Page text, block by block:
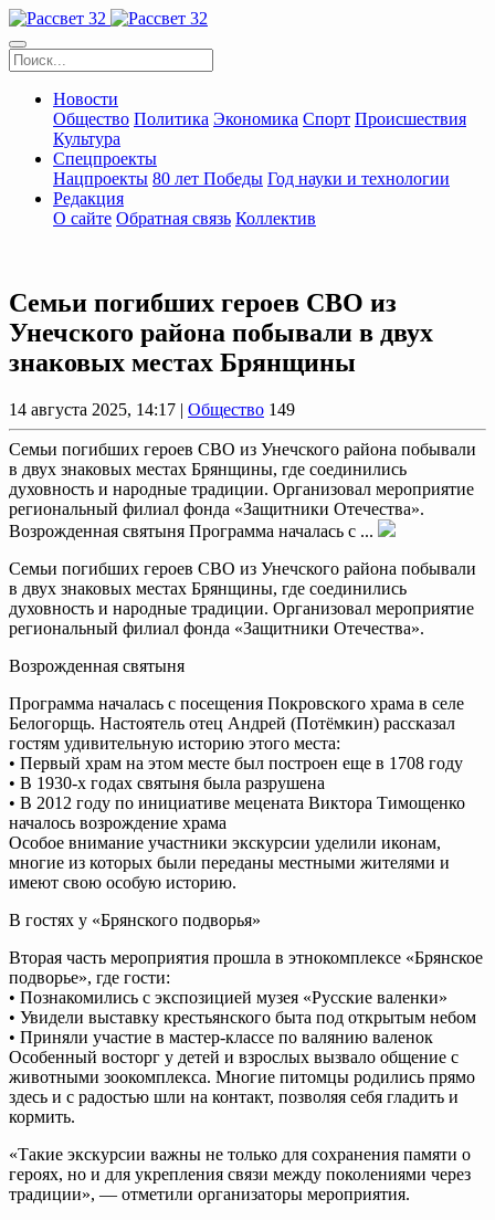
Новости
Общество Политика Экономика Спорт Происшествия
Культура
Спецпроекты
Нацпроекты 80 лет Победы Год науки и технологии
Редакция
О сайте Обратная связь Коллектив
Семьи погибших героев СВО из
Унечского района побывали в двух
знаковых местах Брянщины
14 августа 2025, 14:17 | Общество 149
Семьи погибших героев СВО из Унечского района побывали
в двух знаковых местах Брянщины, где соединились
духовность и народные традиции. Организовал мероприятие
региональный филиал фонда «Защитники Отечества».
Возрожденная святыня Программа началась с ...
Семьи погибших героев СВО из Унечского района побывали
в двух знаковых местах Брянщины, где соединились
духовность и народные традиции. Организовал мероприятие
региональный филиал фонда «Защитники Отечества».
Возрожденная святыня
Программа началась с посещения Покровского храма в селе
Белогорщь. Настоятель отец Андрей (Потёмкин) рассказал
гостям удивительную историю этого места:
• Первый храм на этом месте был построен еще в 1708 году
• В 1930-х годах святыня была разрушена
• В 2012 году по инициативе мецената Виктора Тимощенко
началось возрождение храма
Особое внимание участники экскурсии уделили иконам,
многие из которых были переданы местными жителями и
имеют свою особую историю.
В гостях у «Брянского подворья»
Вторая часть мероприятия прошла в этнокомплексе «Брянское
подворье», где гости:
• Познакомились с экспозицией музея «Русские валенки»
• Увидели выставку крестьянского быта под открытым небом
• Приняли участие в мастер-классе по валянию валенок
Особенный восторг у детей и взрослых вызвало общение с
животными зоокомплекса. Многие питомцы родились прямо
здесь и с радостью шли на контакт, позволяя себя гладить и
кормить.
«Такие экскурсии важны не только для сохранения памяти о
героях, но и для укрепления связи между поколениями через
традиции», — отметили организаторы мероприятия.